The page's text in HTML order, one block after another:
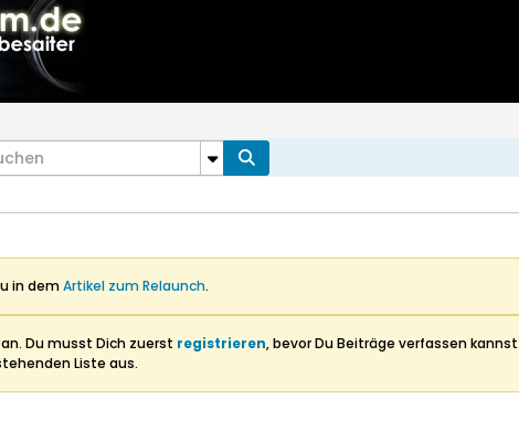
in demArtikel zum Relaunch.
an. Du musst Dich zuerst registrieren, bevor Du Beiträge verfassen
Liste aus.